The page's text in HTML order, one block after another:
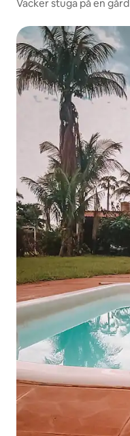
Vacker stuga på en gård